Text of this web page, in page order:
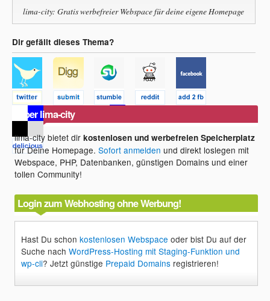
lima-city: Gratis werbefreier Webspace für deine eigene Homepage
Dir gefällt dieses Thema?
Über lima-city
lima-city bietet dirkostenlosen und werbefreien Speicherplatz
für Deine Homepage.Sofort anmelden und direkt loslegen mit
Webspace, PHP, Datenbanken, günstigen Domains und einer
tollen Community!
Login zum Webhosting ohne Werbung!
Hast Du schonkostenlosen Webspace oder bist Du auf der
Suche nachWordPress-Hosting mit Staging-Funktion und
wp-cli? Jetzt günstige Prepaid Domains registrieren!